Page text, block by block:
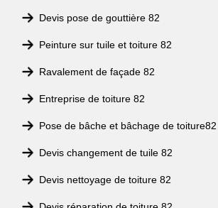
Devis pose de gouttière 82
Peinture sur tuile et toiture 82
Ravalement de façade 82
Entreprise de toiture 82
Pose de bâche et bâchage de toiture82
Devis changement de tuile 82
Devis nettoyage de toiture 82